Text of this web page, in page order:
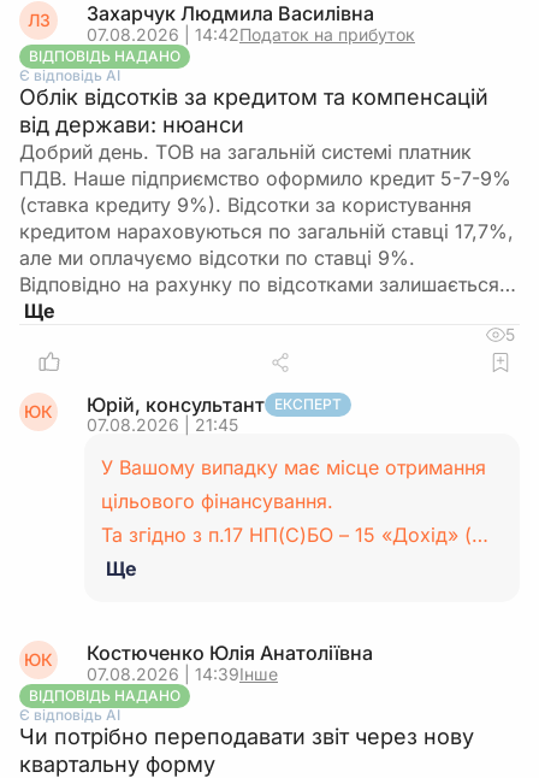
ЛЗ Захарчук Людмила Василівна
07.08.2026 | 14:42Податок на прибуток
ВІДПОВІДЬ НАДАНО
Є відповідь АІ
Облік відсотків за кредитом та компенсацій
від держави: нюанси
Добрий день. ТОВ на загальній системі платник
ПДВ. Наше підприємство оформило кредит 5-7-9%
(ставка кредиту 9%). Відсотки за користування
кредитом нараховуються по загальній ставці 17,7%,
але ми оплачуємо відсотки по ставці 9%.
Відповідно на рахунку по відсотками залишається…
5
ЮК Юрій, консультант ЕКСПЕРТ
07.08.2026 | 21:45
У Вашому випадку має місце отримання
цільового фінансування.
Та згідно з п.17 НП(С)БО – 15 «Дохід» (…
Ще
ЮК Костюченко Юлія Анатоліївна
07.08.2026 | 14:39Інше
ВІДПОВІДЬ НАДАНО
Є відповідь АІ
Чи потрібно переподавати звіт через нову
квартальну форму